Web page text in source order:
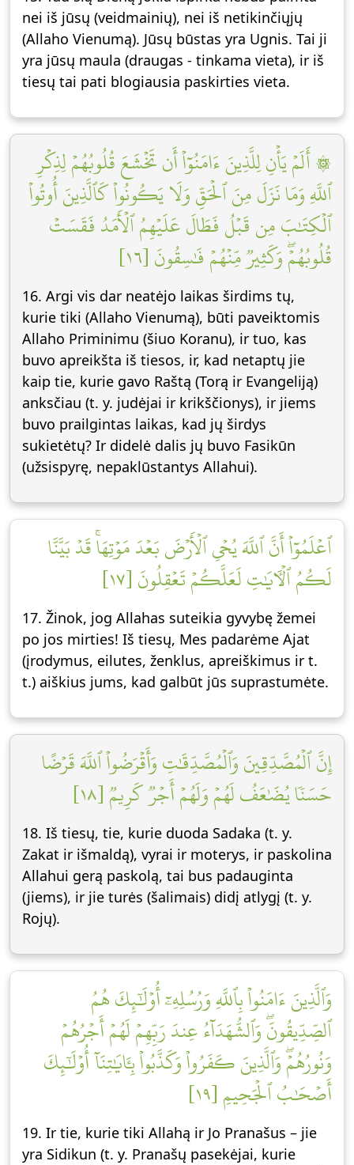
nei iš jūsų (veidmainių), nei iš netikinčiųjų
(Allaho Vienumą). Jūsų būstas yra Ugnis. Tai ji
yra jūsų maula (draugas - tinkama vieta), ir iš
tiesų tai pati blogiausia paskirties vieta.
۞ أَلَمۡ يَأۡنِ لِلَّذِينَ ءَامَنُوٓاْ أَن تَخۡشَعَ قُلُوبُهُمۡ لِذِكۡرِ
ٱللَّهِ وَمَا نَزَلَ مِنَ ٱلۡحَقِّ وَلَا يَكُونُواْ كَٱلَّذِينَ أُوتُواْ
ٱلۡكِتَٰبَ مِن قَبۡلُ فَطَالَ عَلَيۡهِمُ ٱلۡأَمَدُ فَقَسَتۡ
قُلُوبُهُمۡۖ وَكَثِيرٞ مِّنۡهُمۡ فَٰسِقُونَ [١٦]
16. Argi vis dar neatėjo laikas širdims tų,
kurie tiki (Allaho Vienumą), būti paveiktomis
Allaho Priminimu (šiuo Koranu), ir tuo, kas
buvo apreikšta iš tiesos, ir, kad netaptų jie
kaip tie, kurie gavo Raštą (Torą ir Evangeliją)
anksčiau (t. y. judėjai ir krikščionys), ir jiems
buvo prailgintas laikas, kad jų širdys
sukietėtų? Ir didelė dalis jų buvo Fasikūn
(užsispyrę, nepaklūstantys Allahui).
ٱعۡلَمُوٓاْ أَنَّ ٱللَّهَ يُحۡيِ ٱلۡأَرۡضَ بَعۡدَ مَوۡتِهَاۚ قَدۡ بَيَّنَّا
لَكُمُ ٱلۡأٓيَٰتِ لَعَلَّكُمۡ تَعۡقِلُونَ [١٧]
17. Žinok, jog Allahas suteikia gyvybę žemei
po jos mirties! Iš tiesų, Mes padarėme Ajat
(įrodymus, eilutes, ženklus, apreiškimus ir t.
t.) aiškius jums, kad galbūt jūs suprastumėte.
إِنَّ ٱلۡمُصَّدِّقِينَ وَٱلۡمُصَّدِّقَٰتِ وَأَقۡرَضُواْ ٱللَّهَ قَرۡضًا
حَسَنٗا يُضَٰعَفُ لَهُمۡ وَلَهُمۡ أَجۡرٞ كَرِيمٞ [١٨]
18. Iš tiesų, tie, kurie duoda Sadaka (t. y.
Zakat ir išmaldą), vyrai ir moterys, ir paskolina
Allahui gerą paskolą, tai bus padauginta
(jiems), ir jie turės (šalimais) didį atlygį (t. y.
Rojų).
وَٱلَّذِينَ ءَامَنُواْ بِٱللَّهِ وَرُسُلِهِۦٓ أُوْلَٰٓئِكَ هُمُ
ٱلصِّدِّيقُونَۖ وَٱلشُّهَدَآءُ عِندَ رَبِّهِمۡ لَهُمۡ أَجۡرُهُمۡ
وَنُورُهُمۡۖ وَٱلَّذِينَ كَفَرُواْ وَكَذَّبُواْ بِـَٔايَٰتِنَآ أُوْلَٰٓئِكَ
أَصۡحَٰبُ ٱلۡجَحِيمِ [١٩]
19. Ir tie, kurie tiki Allahą ir Jo Pranašus – jie
yra Sidikun (t. y. Pranašų pasekėjai, kurie